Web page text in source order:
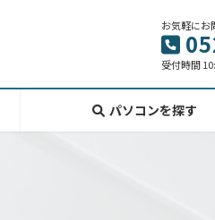
お気軽にお
受付時間
パソコンを探す